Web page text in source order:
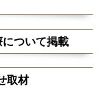
について掲載
取材